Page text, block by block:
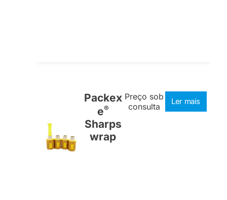
Packex
e®
Sharps
wrap
Preço sob
consulta
Ler mais